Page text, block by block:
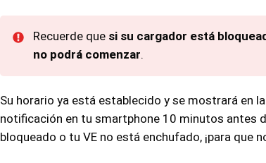
Recuerde que si su cargador está
no podrá comenzar.
Su horario ya está establecido y se mostrará en
notificación en tu smartphone 10 minutos antes
bloqueado o tu VE no está enchufado, ¡para que